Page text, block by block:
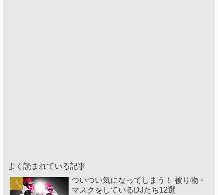
よく読まれている記事
ついつい気になってしまう！ 被り物・
マスクをしているDJたち12選